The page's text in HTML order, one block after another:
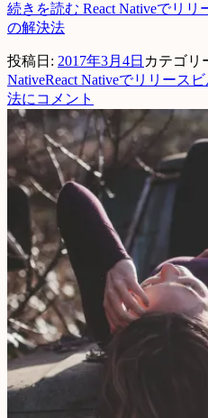
続きを読む React Nativeでリ
の解決法
投稿日: 2017年3月4日 カテゴリ
NativeReact Nativeでリリース
法に コメント